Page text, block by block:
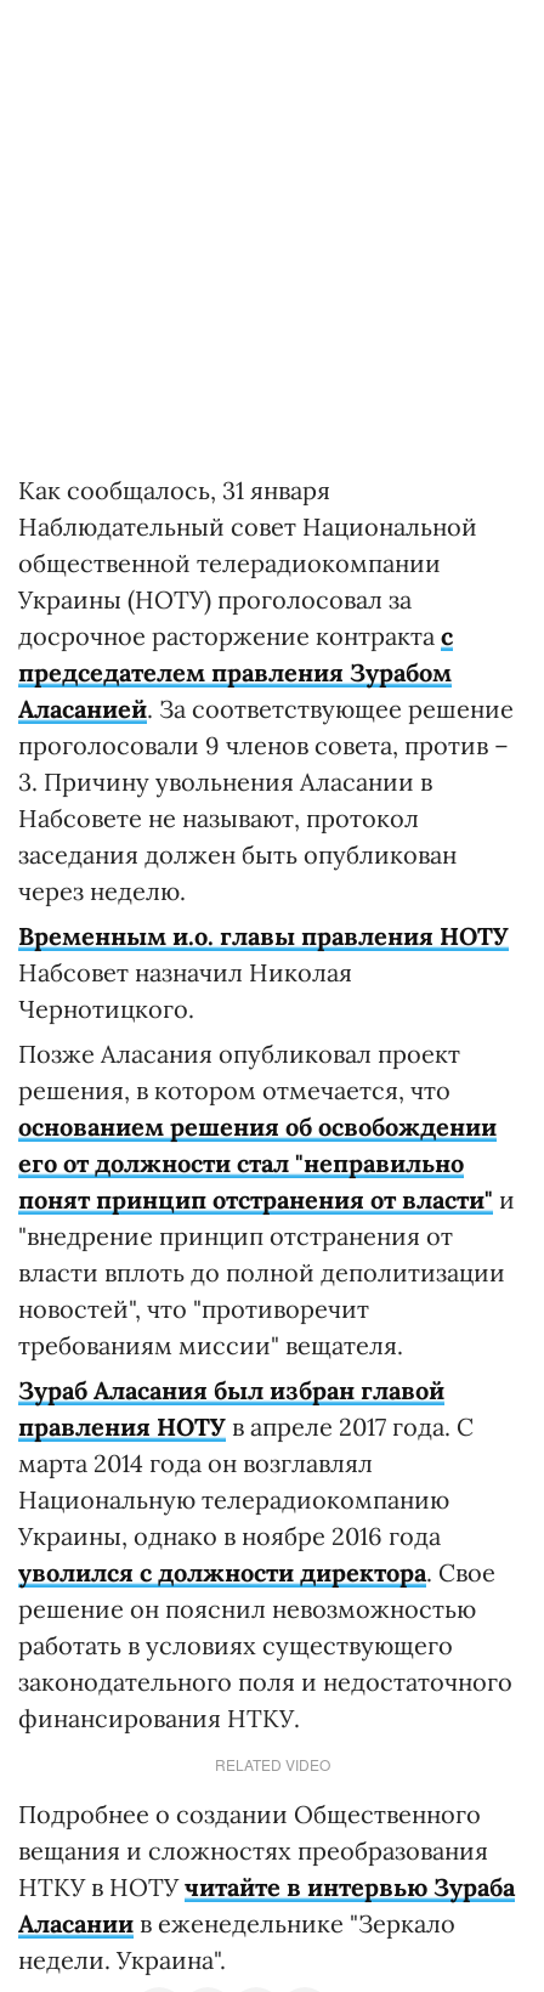
Как сообщалось, 31 января
Наблюдательный совет Национальной
общественной телерадиокомпании
Украины (НОТУ) проголосовал за
досрочное расторжение контракта с
председателем правления Зурабом
Аласанией. За соответствующее решение
проголосовали 9 членов совета, против –
3. Причину увольнения Аласании в
Набсовете не называют, протокол
заседания должен быть опубликован
через неделю.
Временным и.о. главы правления НОТУ
Набсовет назначил Николая
Чернотицкого.
Позже Аласания опубликовал проект
решения, в котором отмечается, что
основанием решения об освобождении
его от должности стал "неправильно
понят принцип отстранения от власти" и
"внедрение принцип отстранения от
власти вплоть до полной деполитизации
новостей", что "противоречит
требованиям миссии" вещателя.
Зураб Аласания был избран главой
правления НОТУ в апреле 2017 года. С
марта 2014 года он возглавлял
Национальную телерадиокомпанию
Украины, однако в ноябре 2016 года
уволился с должности директора. Свое
решение он пояснил невозможностью
работать в условиях существующего
законодательного поля и недостаточного
финансирования НТКУ.
RELATED VIDEO
Подробнее о создании Общественного
вещания и сложностях преобразования
НТКУ в НОТУчитайте в интервью Зураба
Аласании в еженедельнике "Зеркало
недели. Украина".